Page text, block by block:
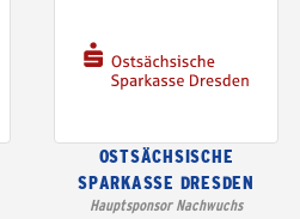
OSTSÄCHSISCHE
SPARKASSE DRESDEN
Hauptsponsor Nachwuchs